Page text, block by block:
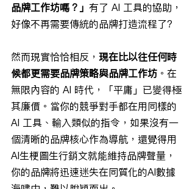
品牌工作坊嗎？」 有了 AI 工具的協助，
好像不再需要傳統的品牌打造流程了?
然而現實恰恰相反， 現在比以往任何時
候都更需要品牌策略與品牌工作坊 。在
無限內容的 AI 時代，「平庸」已變得極
其廉價。當你的競爭對手都在用同樣的
AI 工具、輸入類似的指令，如果沒有一
個清晰的品牌核心作為導航，還覺得用
AI生梗圖生行銷文就能維持品牌聲量，
你的品牌將迅速迷失在同質化的AI數據